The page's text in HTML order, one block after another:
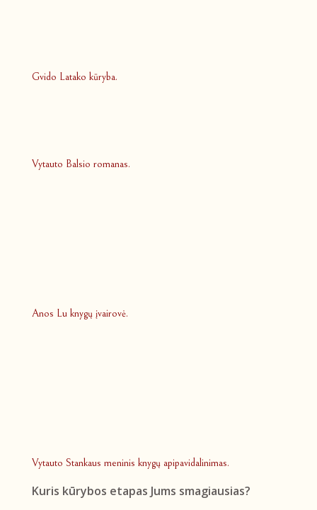
Gvido Latako kūryba.
Vytauto Balsio romanas.
Anos Lu knygų įvairovė.
Vytauto Stankaus meninis knygų apipavidalinimas.
Kuris kūrybos etapas Jums smagiausias?